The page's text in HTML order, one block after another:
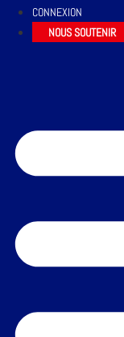
CONNEXION
NOUS SOUTENIR